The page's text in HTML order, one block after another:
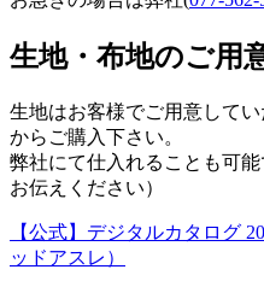
生地・布地のご用
生地はお客様でご用意して
からご購入下さい。
弊社にて仕入れることも可
お伝えください）
【公式】デジタルカタログ
ッドアスレ）